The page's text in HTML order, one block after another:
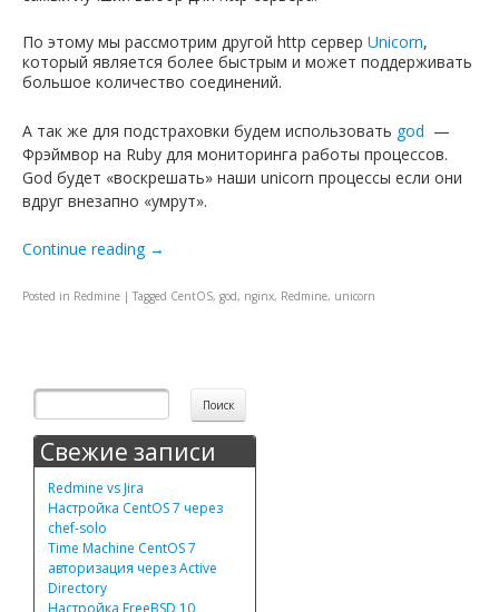
По этому мы рассмотрим другой http сервер Unicorn,
который является более быстрым и может поддерживать
большое количество соединений.
А так же для подстраховки будем использовать god —
Фрэймвор на Ruby для мониторинга работы процессов.
God будет «воскрешать» наши unicorn процессы если они
вдруг внезапно «умрут».
Continue reading →
Posted in Redmine | Tagged CentOS, god, nginx, Redmine, unicorn
Свежие записи
Redmine vs Jira
Настройка CentOS 7 через
chef-solo
Time Machine CentOS 7
авторизация через Active
Directory
Настройка FreeBSD 10